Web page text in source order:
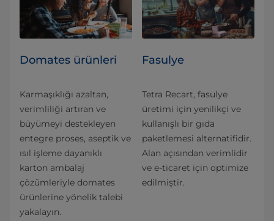
Domates ürünleri
Karmaşıklığı azaltan,
verimliliği artıran ve
büyümeyi destekleyen
entegre proses, aseptik ve
ısıl işleme dayanıklı
karton ambalaj
çözümleriyle domates
ürünlerine yönelik talebi
yakalayın.
Fasulye
Tetra Recart, fasulye
üretimi için yenilikçi ve
kullanışlı bir gıda
paketlemesi alternatifidir.
Alan açısından verimlidir
ve e-ticaret için optimize
edilmiştir.